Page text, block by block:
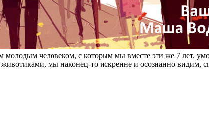
человеком, с которым мы вместе эти же 7 лет.
мы наконец-то искренне и осознанно видим,